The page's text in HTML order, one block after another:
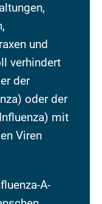
und
verhindert
der
oder der
mit
Viren
A-